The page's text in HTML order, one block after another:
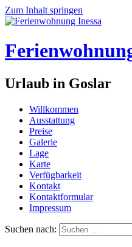
Zum Inhalt springen
Urlaub in Goslar
Willkommen
Ausstattung
Preise
Galerie
Lage
Karte
Verfügbarkeit
Kontakt
Kontaktformular
Impressum
Suchen nach: